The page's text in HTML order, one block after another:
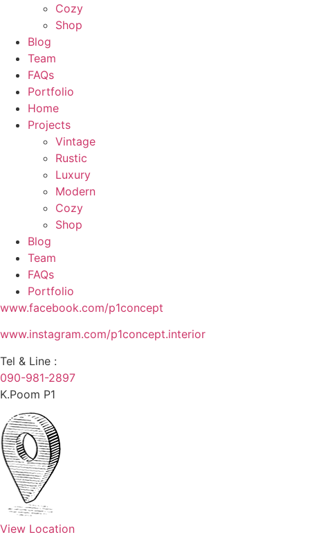
Cozy
Shop
Blog
Team
FAQs
Portfolio
Home
Projects
Vintage
Rustic
Luxury
Modern
Cozy
Shop
Blog
Team
FAQs
Portfolio
www.facebook.com/p1concept
www.instagram.com/p1concept.interior
Tel & Line :
090-981-2897
K.Poom P1
View Location